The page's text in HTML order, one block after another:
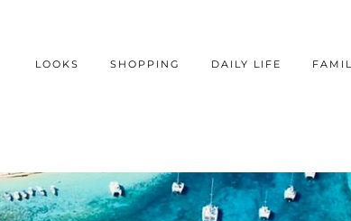
LOOKS SHOPPING DAILY LIFE